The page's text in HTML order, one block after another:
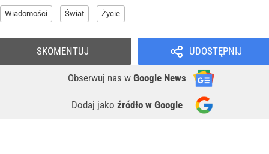
Wiadomości Świat Życie
UDOSTĘPNIJ
Obserwuj nas w Google News
Dodaj jako źródło w Google
SKOMENTUJ